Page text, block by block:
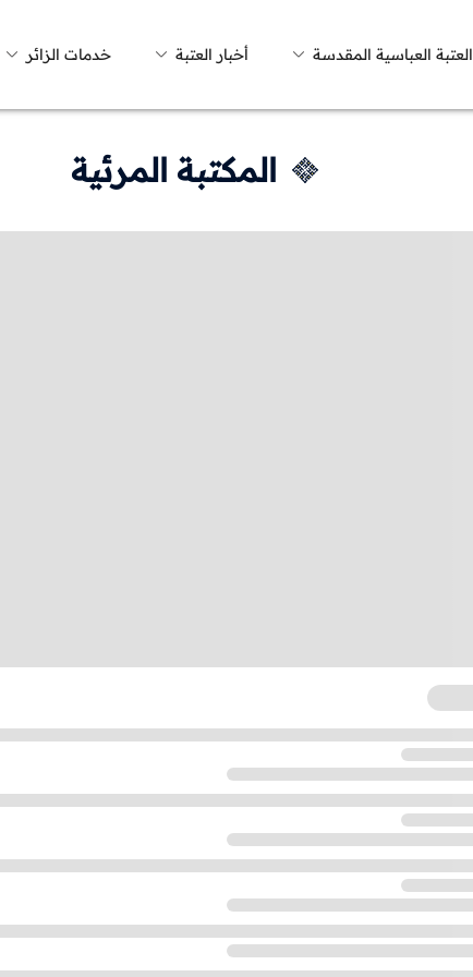
العتبة العباسية المقدسة أخبار العتبة خدمات الزائر
المكتبة المرئية